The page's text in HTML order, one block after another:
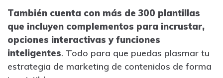
También cuenta con más de 300 plantillas
que incluyen complementos para incrustar,
opciones interactivas y funciones
inteligentes. Todo para que puedas plasmar tu
estrategia de marketing de contenidos de forma